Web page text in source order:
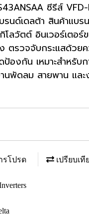
ซีรีส์
บรนด์เดลต้า สินค้าแบ
ลวัตต์ อินเวอร์เตอร์
ตรวจจับกระแสด้วย
ป้องกัน เหมาะสำหรับ
นพัดลม สายพาน และ
รโปรด เปรียบเที